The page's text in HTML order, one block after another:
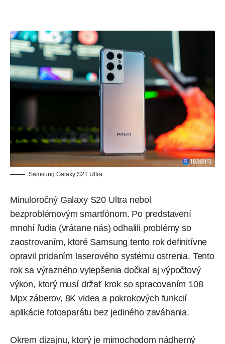
Samsung Galaxy S21 Ultra
Minuloročný Galaxy S20 Ultra nebol
bezproblémovým smartfónom. Po predstavení
mnohí ľudia (vrátane nás) odhalili problémy so
zaostrovaním, ktoré Samsung tento rok definitívne
opravil pridaním laserového systému ostrenia. Tento
rok sa výrazného vylepšenia dočkal aj výpočtový
výkon, ktorý musí držať krok so spracovaním 108
Mpx záberov, 8K videa a pokrokových funkcií
aplikácie fotoaparátu bez jediného zaváhania.
Okrem dizajnu, ktorý je mimochodom nádherný